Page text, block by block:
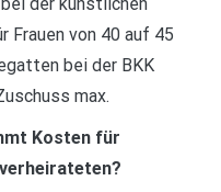
Frauen von 40 auf 45
bei der BKK
max.
Kosten für